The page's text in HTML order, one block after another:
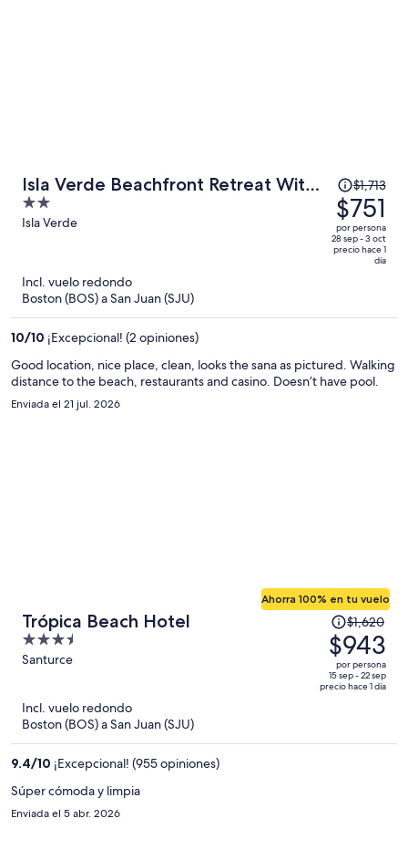
Isla Verde Beachfront Retreat With
Parking
2
out
Isla Verde
El
precio
era
de
$1,713
es
por
persona
$1,713
$751
por persona
28 sep - 3 oct
precio hace 1
día
Incl. vuelo redondo
Boston (BOS) a San Juan (SJU)
10/10 ¡Excepcional! (2 opiniones)
Good location, nice place, clean, looks the sana as pictured. Walking
distance to the beach, restaurants and casino. Doesn’t have pool.
Enviada el 21 jul. 2026
Trópica Beach Hotel
3.5
out
Santurce
Ahorra 100% en tu vuelo
El
precio
era
de
$1,620
$1,620
$943
por persona
15 sep - 22 sep
precio hace 1 día
Incl. vuelo redondo
Boston (BOS) a San Juan (SJU)
9.4/10 ¡Excepcional! (955 opiniones)
Súper cómoda y limpia
Enviada el 5 abr. 2026